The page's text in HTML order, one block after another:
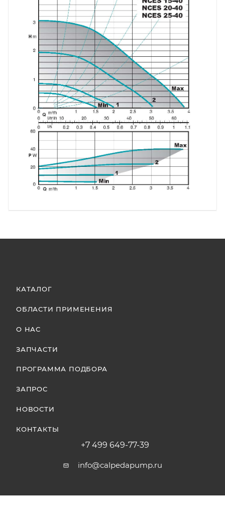
КАТАЛОГ
ОБЛАСТИ ПРИМЕНЕНИЯ
О НАС
ЗАПЧАСТИ
ПРОГРАММА ПОДБОРА
ЗАПРОС
НОВОСТИ
КОНТАКТЫ
+7 499 649-77-39
info@calpedapump.ru